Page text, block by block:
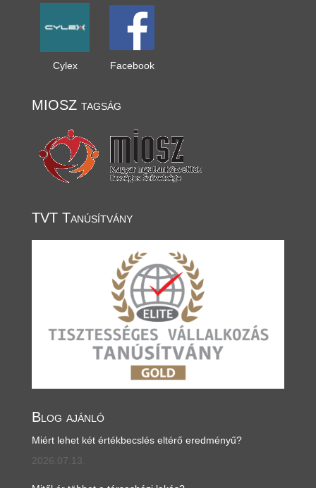
Cylex Facebook
MIOSZ tagság
TVT Tanúsítvány
Blog ajánló
Miért lehet két értékbecslés eltérő eredményű?
2026.07.13.